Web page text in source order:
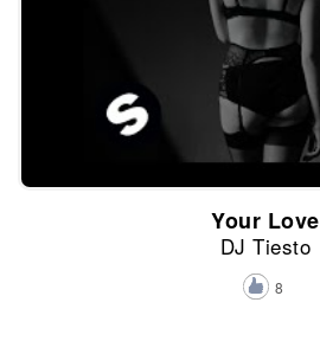
Your Love
DJ Tiesto
8